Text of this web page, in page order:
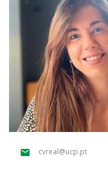
cvreal@ucp.pt